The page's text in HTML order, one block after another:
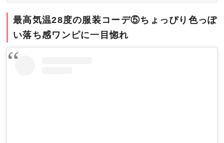
最高気温28度の服装コーデ⑤ちょっぴり色っぽ
い落ち感ワンピに一目惚れ